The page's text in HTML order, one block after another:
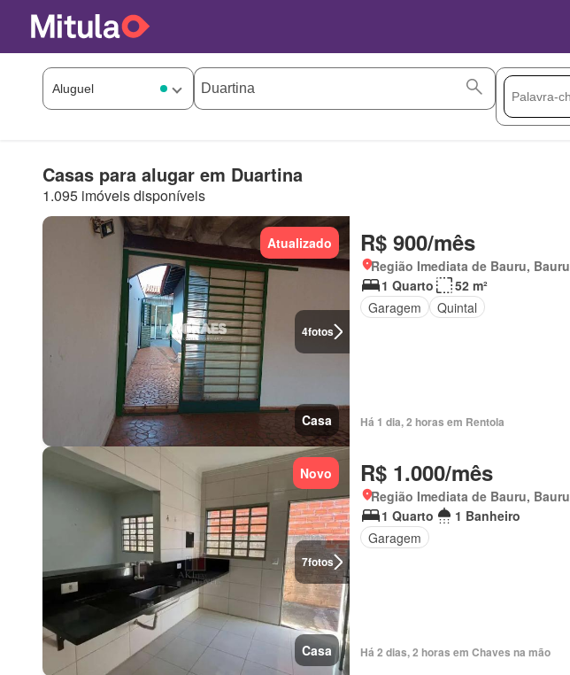
Casas para alugar em Duartina
1.095 imóveis disponíveis
4fotos
Atualizado
Casa
R$ 900/mês
Região Imediata de Bauru, Bauru
1 Quarto
52 m²
Garagem
Quintal
Há 1 dia, 2 horas em Rentola
7fotos
Novo
Casa
R$ 1.000/mês
Região Imediata de Bauru, Bauru
1 Quarto
1 Banheiro
Garagem
Há 2 dias, 2 horas em Chaves na mão